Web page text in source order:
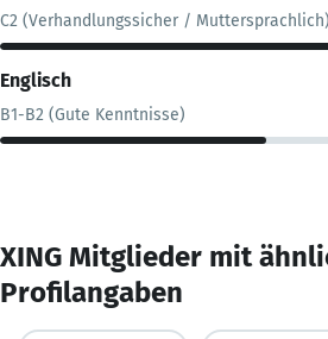
C2 (Verhandlungssicher / Muttersprachlich)
Englisch
B1-B2 (Gute Kenntnisse)
XING Mitglieder mit
Profilangaben